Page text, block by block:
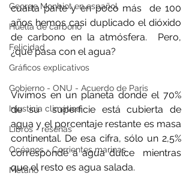
George Monbiot en español
Huella de carbono
Felicidad
Gráficos explicativos
Gobierno - ONU - Acuerdo de Paris
Injusticia climática
Libros - reseñas
Océanos - Corrientes marinas
Metano
cuarta parte y en poco más  de 100
años hemos casi duplicado el dióxido
de carbono en la atmósfera.  Pero,
¿qué pasa con el agua?
Vivimos en un planeta donde el 70%
de su  superficie está cubierta de
agua y el porcentaje restante es masa
continental. De esa cifra, sólo un 2,5%
corresponde a agua dulce  mientras
que el resto es agua salada.